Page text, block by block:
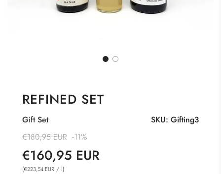
REFINED SET
SKU: Gifting3
Gift Set
Sonderpreis
€180,95 EUR -11%Normaler
Preis
€160,95 EUR
(€223,54 EUR / l)